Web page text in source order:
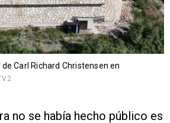
Carl Richard Christensen en
no se había hecho público es